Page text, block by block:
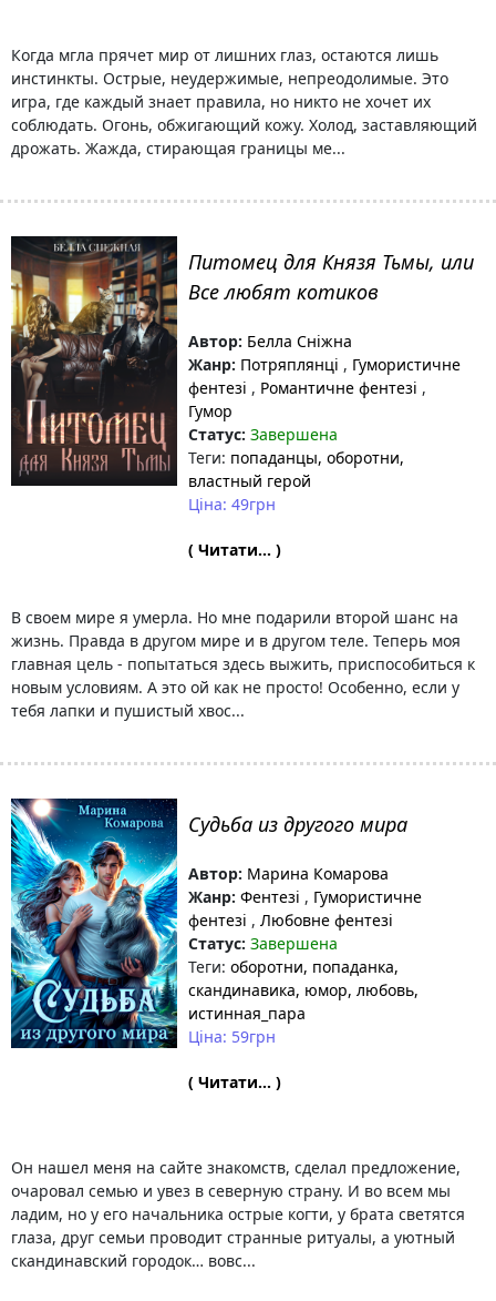
Когда мгла прячет мир от лишних глаз, остаются лишь
инстинкты. Острые, неудержимые, непреодолимые. Это
игра, где каждый знает правила, но никто не хочет их
соблюдать. Огонь, обжигающий кожу. Холод, заставляющий
дрожать. Жажда, стирающая границы ме...
Питомец для Князя Тьмы, или
Все любят котиков
Автор: Белла Сніжна
Жанр: Потряплянці , Гумористичне
фентезі , Романтичне фентезі ,
Гумор
Статус: Завершена
Теги: попаданцы, оборотни,
властный герой
Ціна: 49грн
( Читати... )
В своем мире я умерла. Но мне подарили второй шанс на
жизнь. Правда в другом мире и в другом теле. Теперь моя
главная цель - попытаться здесь выжить, приспособиться к
новым условиям. А это ой как не просто! Особенно, если у
тебя лапки и пушистый хвос...
Судьба из другого мира
Автор: Марина Комарова
Жанр: Фентезі , Гумористичне
фентезі , Любовне фентезі
Статус: Завершена
Теги: оборотни, попаданка,
скандинавика, юмор, любовь,
истинная_пара
Ціна: 59грн
( Читати... )
Он нашел меня на сайте знакомств, сделал предложение,
очаровал семью и увез в северную страну. И во всем мы
ладим, но у его начальника острые когти, у брата светятся
глаза, друг семьи проводит странные ритуалы, а уютный
скандинавский городок… вовс...